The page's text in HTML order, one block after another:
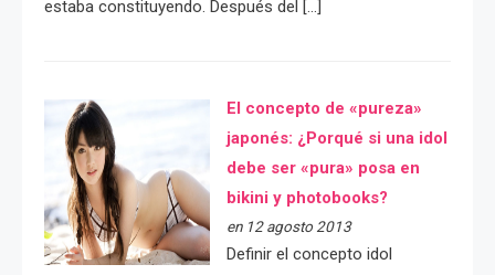
estaba constituyendo. Después del […]
El concepto de «pureza»
japonés: ¿Porqué si una idol
debe ser «pura» posa en
bikini y photobooks?
en 12 agosto 2013
Definir el concepto idol